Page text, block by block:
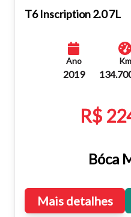
T6 Inscription 2.0 7L
Ano
2019
Km
R$
Bóca
Mais detalhes